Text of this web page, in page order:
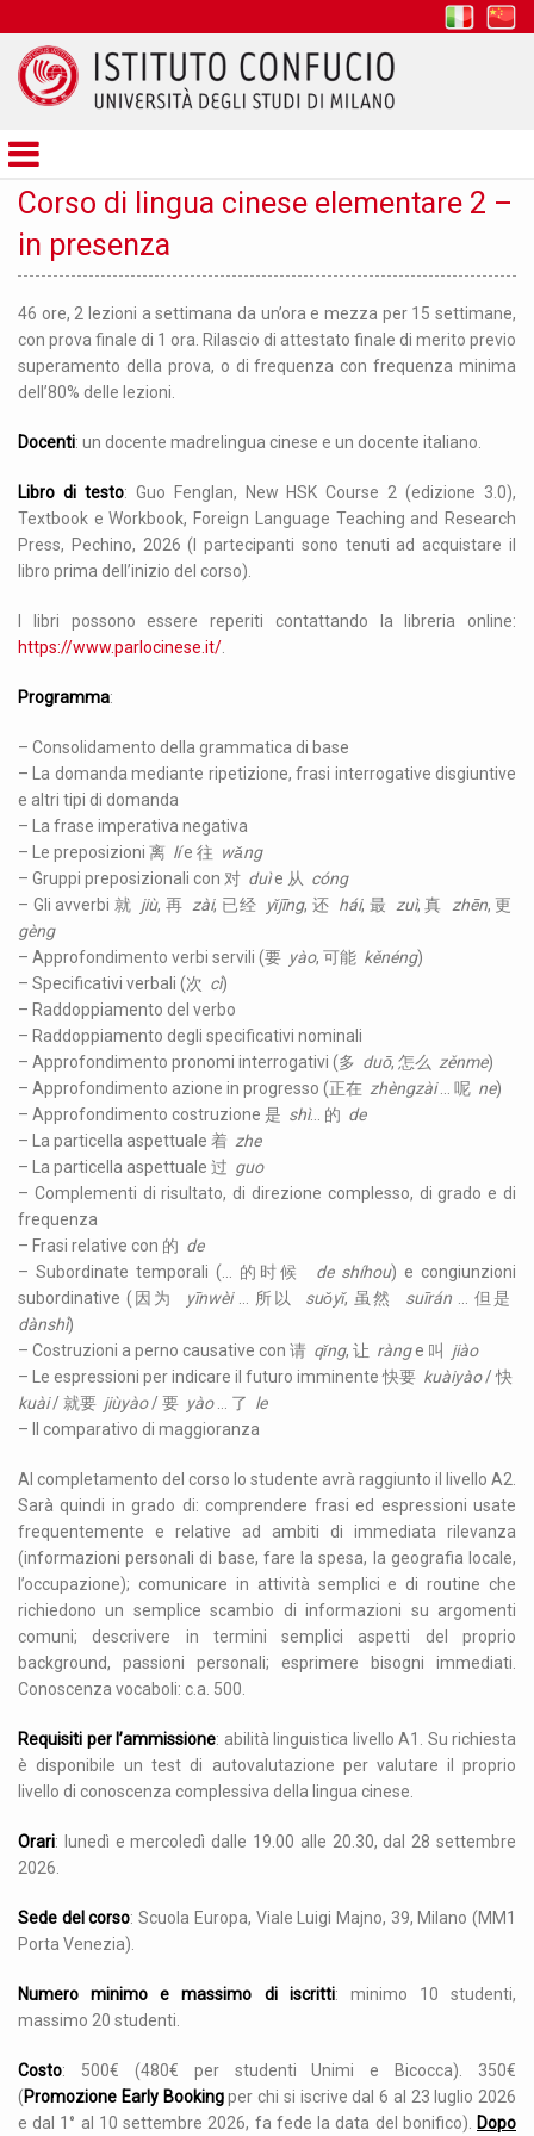
Confucio
Corso di lingua cinese elementare 2 –
in presenza
46 ore, 2 lezioni a settimana da un’ora e mezza per 15 settimane,
con prova finale di 1 ora. Rilascio di attestato finale di merito previo
superamento della prova, o di frequenza con frequenza minima
dell’80% delle lezioni.
Docenti: un docente madrelingua cinese e un docente italiano.
Libro di testo: Guo Fenglan, New HSK Course 2 (edizione 3.0),
Textbook e Workbook, Foreign Language Teaching and Research
Press, Pechino, 2026 (I partecipanti sono tenuti ad acquistare il
libro prima dell’inizio del corso).
I libri possono essere reperiti contattando la libreria online:
https://www.parlocinese.it/
Programma:
– Consolidamento della grammatica di base
– La domanda mediante ripetizione, frasi interrogative disgiuntive
e altri tipi di domanda
– La frase imperativa negativa
– Le preposizioni 离 líe 往 wǎng
– Gruppi preposizionali con 对 duìe 从 cóng
– Gli avverbi 就 jiù, 再 zài, 已经 yǐjīng, 还 hái, 最 zuì, 真 zhēn, 更
gèng
– Approfondimento verbi servili (要 yào, 可能 kěnéng)
– Specificativi verbali (次 cì)
– Raddoppiamento del verbo
– Raddoppiamento degli specificativi nominali
– Approfondimento pronomi interrogativi (多 duō, 怎么 zěnme)
– Approfondimento azione in progresso (正在 zhèngzài… 呢 ne)
– Approfondimento costruzione 是 shì… 的 de
– La particella aspettuale 着 zhe
– La particella aspettuale 过 guo
– Complementi di risultato, di direzione complesso, di grado e di
frequenza
– Frasi relative con 的 de
– Subordinate temporali (… 的时候 de shíhou) e congiunzioni
subordinative (因为
yīnwèi… 所以 suǒyǐ, 虽然 suīrán… 但是
dànshì)
– Costruzioni a perno causative con 请 qǐng, 让 rànge 叫 jiào
– Le espressioni per indicare il futuro imminente 快要 kuàiyào/ 快
kuài/ 就要 jiùyào/ 要 yào… 了 le
– Il comparativo di maggioranza
Al completamento del corso lo studente avrà raggiunto il livello A2.
Sarà quindi in grado di: comprendere frasi ed espressioni usate
frequentemente e relative ad ambiti di immediata rilevanza
(informazioni personali di base, fare la spesa, la geografia locale,
l’occupazione); comunicare in attività semplici e di routine che
richiedono un semplice scambio di informazioni su argomenti
comuni; descrivere in termini semplici aspetti del proprio
background, passioni personali; esprimere bisogni immediati.
Conoscenza vocaboli: c.a. 500.
Requisiti per l’ammissione: abilità linguistica livello A1. Su richiesta
è disponibile un test di autovalutazione per valutare il proprio
livello di conoscenza complessiva della lingua cinese.
Orari: lunedì e mercoledì dalle 19.00 alle 20.30, dal 28 settembre
2026.
Sede del corso: Scuola Europa, Viale Luigi Majno, 39, Milano (MM1
Porta Venezia).
Numero minimo e massimo di iscritti: minimo 10 studenti,
massimo 20 studenti.
Costo: 500€ (480€ per studenti Unimi e Bicocca). 350€
(Promozione Early Bookingper chi si iscrive dal 6 al 23 luglio 2026
e dal 1° al 10 settembre 2026, fa fede la data del bonifico). Dopo